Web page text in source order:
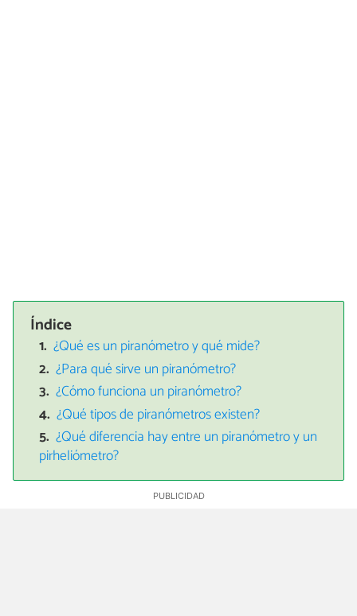
Índice
¿Qué es un piranómetro y qué mide?
¿Para qué sirve un piranómetro?
¿Cómo funciona un piranómetro?
¿Qué tipos de piranómetros existen?
¿Qué diferencia hay entre un piranómetro y un
pirheliómetro?